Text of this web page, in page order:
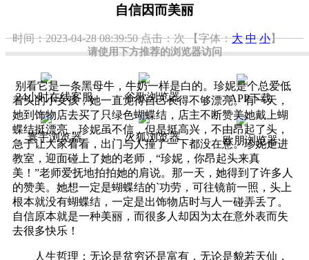
请使用下方推荐的浏览器访问
24小时在线客服 谷歌浏览器 APP下载
寰宇浏览器 火狐浏览器 欧朋浏览器
自信因而美丽
时间：2023-04-28 08:39:50点击：次 【字体：大 中 小】
别看它是一条黑母牛，牛奶一样是白的。珍妮是个总爱低
着头的小女孩，她一直觉得自己长得不够漂亮。有一天，
她到饰物店去买了只绿色蝴蝶结，店主不断赞美她戴上蝴
蝶结挺漂亮，珍妮虽不信，但是挺高兴，不由昂起了头，
急于让大家看看，出门与人撞了一下都没在意。珍妮走进
教室，迎面碰上了她的老师，“珍妮，你昂起头来真
美！”老师爱抚地拍拍她的肩说。那一天，她得到了许多人
的赞美。她想一定是蝴蝶结的`功劳，可往镜前一照，头上
根本就没有蝴蝶结，一定是出饰物店时与人一碰弄丢了。
自信原本就是一种美丽，而很多人却因为太在意外表而失
去很多快乐！
人生哲理：无论是贫穷还是富有，无论是貌若天仙，